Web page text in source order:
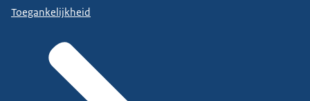
Toegankelijkheid